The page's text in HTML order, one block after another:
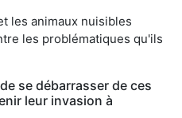
les animaux nuisibles
les problématiques qu'ils
se débarrasser de ces
leur invasion à